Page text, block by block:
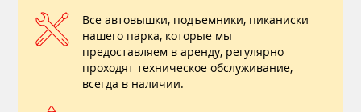
Все автовышки, подъемники, пиканиски
нашего парка, которые мы
предоставляем в аренду, регулярно
проходят техническое обслуживание,
всегда в наличии.